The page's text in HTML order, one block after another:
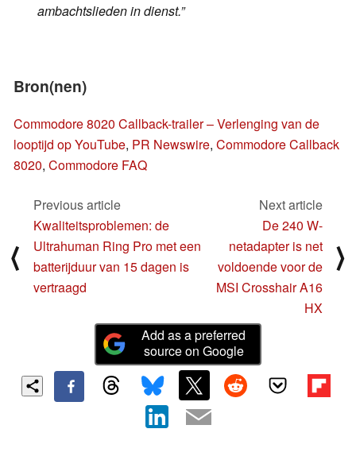
ambachtslieden in dienst.”
Bron(nen)
Commodore 8020 Callback-trailer – Verlenging van de
looptijd op YouTube, PR Newswire, Commodore Callback
8020, Commodore FAQ
⟨
Previous article
Kwaliteitsproblemen: de
Ultrahuman Ring Pro met een
batterijduur van 15 dagen is
vertraagd
Next article
De 240 W-
netadapter is net
voldoende voor de
MSI Crosshair A16
HX
⟩
Add as a preferred
source on Google